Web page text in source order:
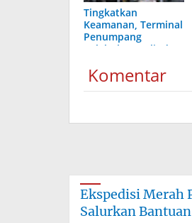
Tingkatkan
Keamanan, Terminal
Penumpang
Pelabuhan Pelindo
Ray
Komentar
Ekspedisi Merah
Salurkan Bantuan